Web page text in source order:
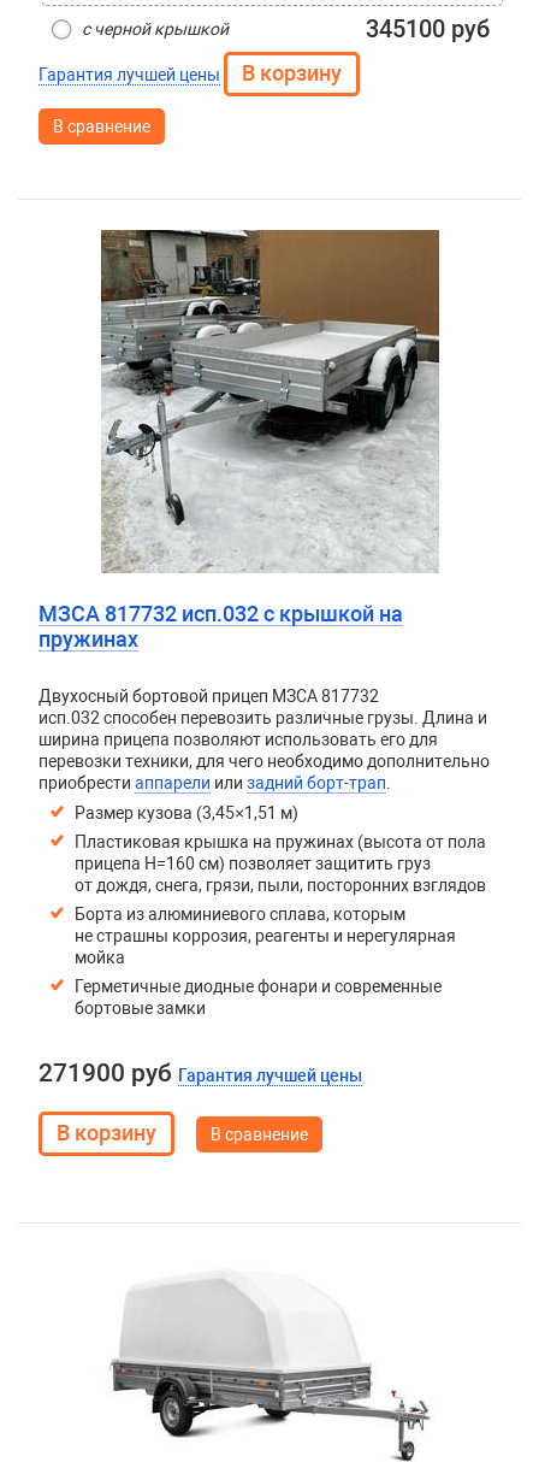
с черной крышкой 345100 руб
Гарантия лучшей цены
В сравнение
МЗСА 817732 исп.032 с крышкой на
пружинах
Двухосный бортовой прицеп МЗСА 817732
исп.032 способен перевозить различные грузы. Длина и
ширина прицепа позволяют использовать его для
перевозки техники, для чего необходимо дополнительно
приобрести аппарели или задний борт-трап
Размер кузова (3,45×1,51 м)
Пластиковая крышка на пружинах (высота от пола
прицепа H=160 см) позволяет защитить груз
от дождя, снега, грязи, пыли, посторонних взглядов
Борта из алюминиевого сплава, которым
не страшны коррозия, реагенты и нерегулярная
мойка
Герметичные диодные фонари и современные
бортовые замки
271900 руб Гарантия лучшей цены
В сравнение